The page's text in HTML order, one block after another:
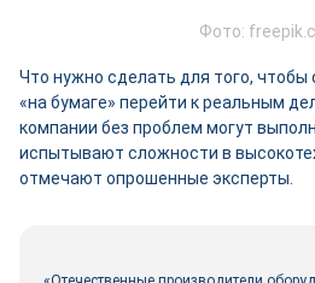
Фото:
Что нужно сделать для того,
«на бумаге» перейти к реальным
компании без проблем могут
испытывают сложности в
отмечают опрошенные эксперты.